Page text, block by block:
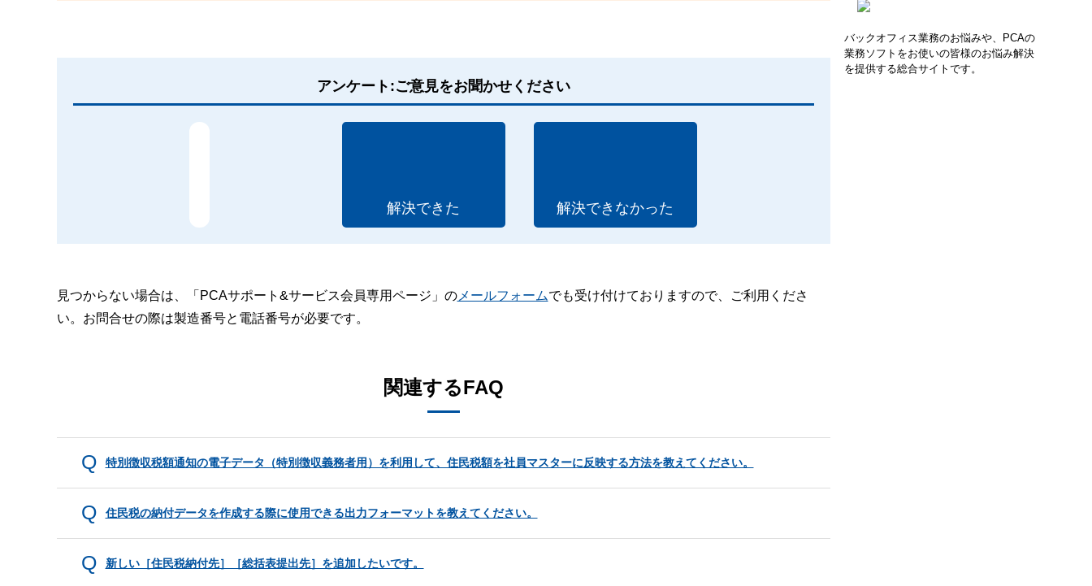
バックオフィス業務のお悩みや、PCAの
業務ソフトをお使いの皆様のお悩み解決
を提供する総合サイトです。
アンケート:ご意見をお聞かせください
解決できた 解決できなかった
見つからない場合は、「PCAサポート&サービス会員専用ページ」のメールフォームでも受け付けておりますので、ご利用くださ
い。お問合せの際は製造番号と電話番号が必要です。
関連するFAQ
特別徴収税額通知の電子データ（特別徴収義務者用）を利用して、住民税額を社員マスターに反映する方法を教えてください。
住民税の納付データを作成する際に使用できる出力フォーマットを教えてください。
新しい［住民税納付先］［総括表提出先］を追加したいです。